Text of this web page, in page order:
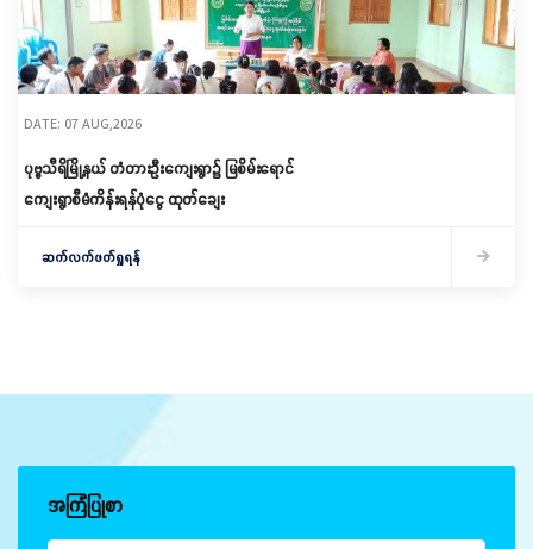
DATE: 07 AUG,2026
ပုဗ္ဗသီရိမြို့နယ် တံတားဦးကျေးရွာ၌ မြစိမ်းရောင်
ကျေးရွာစီမံကိန်းရန်ပုံငွေ ထုတ်ချေး
ဆက်လက်ဖတ်ရှုရန်
အကြံပြုစာ